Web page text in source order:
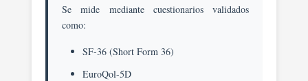
Se mide mediante cuestionarios validados
como:
SF-36 (Short Form 36)
EuroQol-5D